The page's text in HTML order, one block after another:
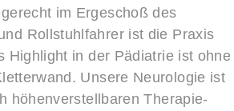
im Ergeschoß des
Rollstuhlfahrer ist die Praxis
Highlight in der Pädiatrie ist ohne
Unsere Neurologie ist
höhenverstellbaren Therapie-